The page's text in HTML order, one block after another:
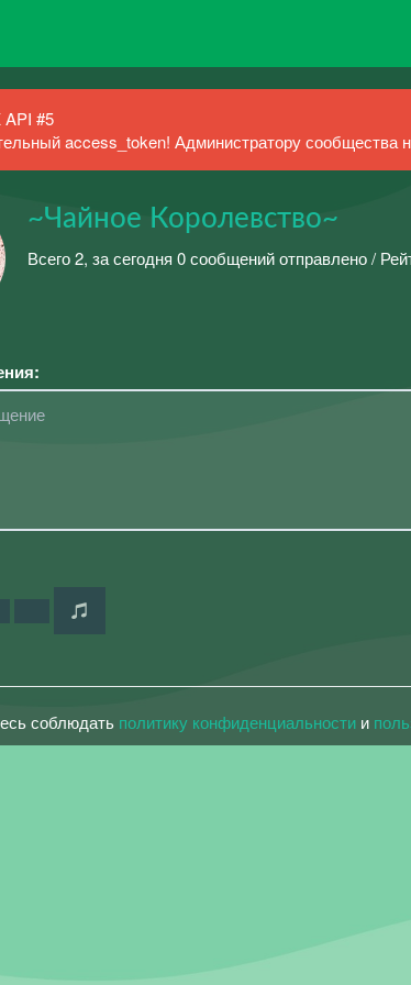
#5
access_token! Администратору сообщества
~Чайное Королевство~
Всего 2, за сегодня 0 сообщений отправлено /
соблюдать политику конфиденциальности и